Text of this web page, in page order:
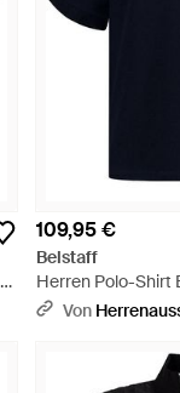
109,95 €
Belstaff
Herren Polo-Shirt
BlauVon